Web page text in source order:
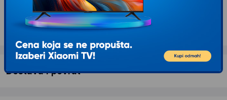
Opis proizvoda GEMBIRD EG-UPS-031 UPS sa
stabilizatorom 650VA 390W LCD 2400
Dostava i povrat